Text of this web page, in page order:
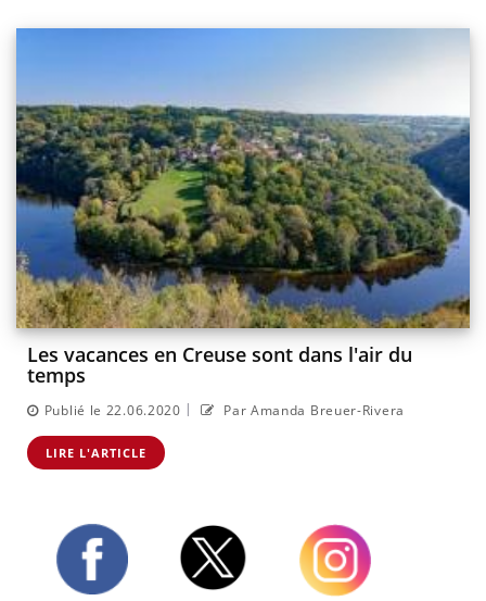
Les vacances en Creuse sont dans l'air du
temps
Publié le 22.06.2020 | Par Amanda Breuer-Rivera
LIRE L'ARTICLE